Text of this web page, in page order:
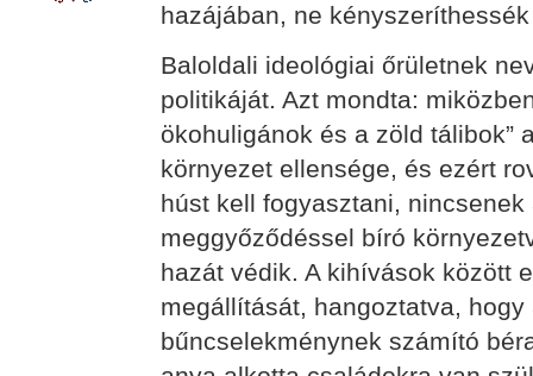
hazájában, ne
Baloldali ideológiai őrületnek
politikáját. Azt mondta:
ökohuligánok és a zöld tálibok”
környezet ellensége, és ezért
húst kell fogyasztani,
meggyőződéssel bíró
hazát védik. A kihívások között
megállítását, hangoztatva,
bűncselekménynek számító